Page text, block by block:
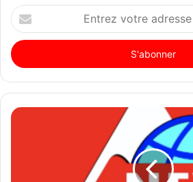
Entrez
votre
adresse
Email